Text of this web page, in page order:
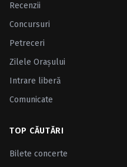
Recenzii
Concursuri
Petreceri
Zilele Oraşului
Intrare liberă
Comunicate
TOP CĂUTĂRI
Bilete concerte